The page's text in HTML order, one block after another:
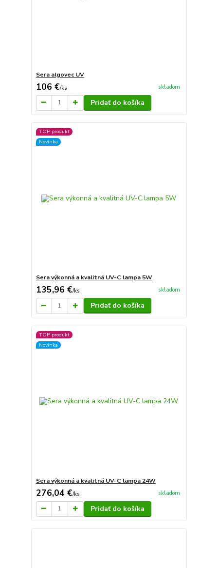
Sera algovec UV
106 €/ks skladom
Pridať do košíka
TOP produkt
Novinka
Sera výkonná a kvalitná UV-C lampa 5W
135,96 €/ks skladom
Pridať do košíka
TOP produkt
Novinka
Sera výkonná a kvalitná UV-C lampa 24W
276,04 €/ks skladom
Pridať do košíka